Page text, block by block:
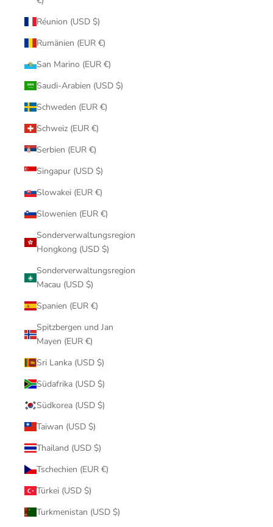
Réunion (USD $)
Rumänien (EUR €)
San Marino (EUR €)
Saudi-Arabien (USD $)
Schweden (EUR €)
Schweiz (EUR €)
Serbien (EUR €)
Singapur (USD $)
Slowakei (EUR €)
Slowenien (EUR €)
Sonderverwaltungsregion
Hongkong (USD $)
Sonderverwaltungsregion
Macau (USD $)
Spanien (EUR €)
Spitzbergen und Jan
Mayen (EUR €)
Sri Lanka (USD $)
Südafrika (USD $)
Südkorea (USD $)
Taiwan (USD $)
Thailand (USD $)
Tschechien (EUR €)
Türkei (USD $)
Turkmenistan (USD $)